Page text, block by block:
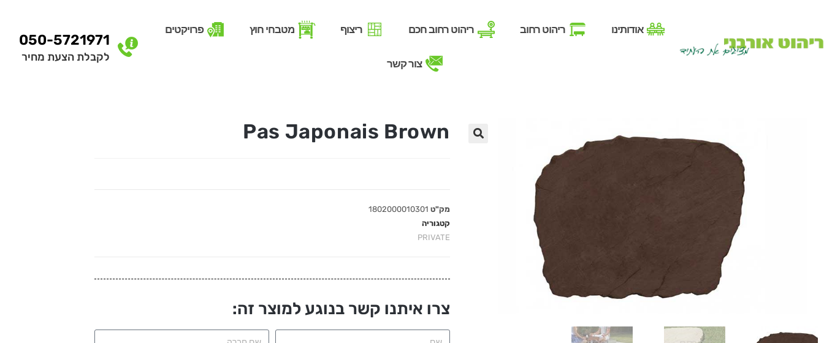
אודותינו ריהוט רחוב ריהוט רחוב חכם ריצוף מטבחי חוץ פרויקטים
צור קשר
050-5721971
לקבלת הצעת מחיר
Pas Japonais Brown
מק"ט 1802000010301
קטגוריה
PRIVATE
צרו איתנו קשר בנוגע למוצר זה: